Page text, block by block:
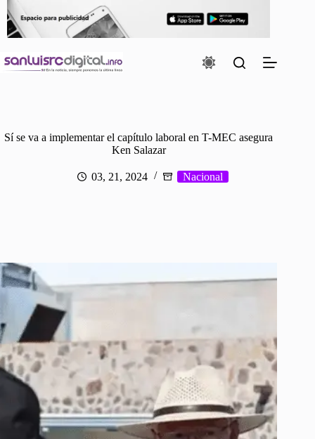
contenido
Sí se va a implementar el capítulo laboral en T-MEC asegura
Ken Salazar
03, 21, 2024 Nacional